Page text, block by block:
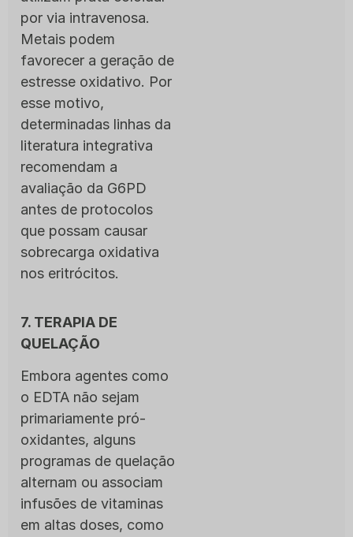
por via intravenosa.
Metais podem
favorecer a geração de
estresse oxidativo. Por
esse motivo,
determinadas linhas da
literatura integrativa
recomendam a
avaliação da G6PD
antes de protocolos
que possam causar
sobrecarga oxidativa
nos eritrócitos.
7. TERAPIA DE
QUELAÇÃO
Embora agentes como
o EDTA não sejam
primariamente pró-
oxidantes, alguns
programas de quelação
alternam ou associam
infusões de vitaminas
em altas doses, como